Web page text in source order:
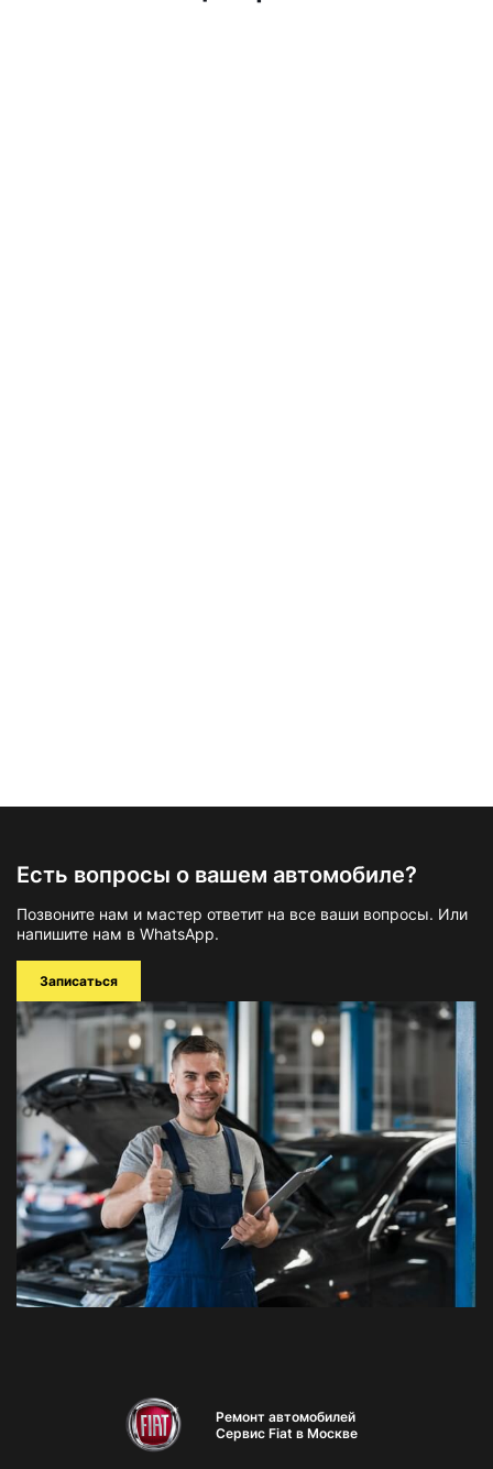
Есть вопросы о вашем автомобиле?
Позвоните нам и мастер ответит на все ваши вопросы. Или
напишите нам в WhatsApp.
Записаться
Ремонт автомобилей
Сервис Fiat в Москве